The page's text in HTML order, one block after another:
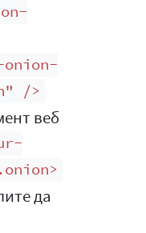
/>
веб
да